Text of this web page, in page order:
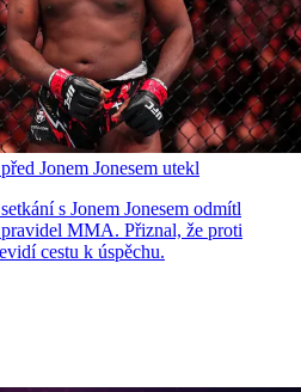
Jonem Jonesem utekl
s Jonem Jonesem odmítl
MMA. Přiznal, že proti
cestu k úspěchu.